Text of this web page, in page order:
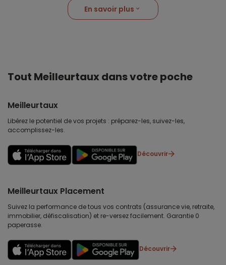
En savoir plus
Tout Meilleurtaux dans votre poche
Meilleurtaux
Libérez le potentiel de vos projets : préparez-les, suivez-les,
accomplissez-les.
Découvrir
Meilleurtaux Placement
Suivez la performance de tous vos contrats (assurance vie, retraite,
immobilier, défiscalisation) et re-versez facilement. Garantie 0
paperasse.
Découvrir